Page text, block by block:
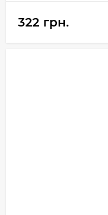
322 грн.